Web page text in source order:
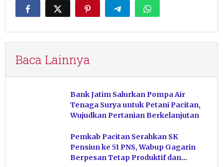
Baca Lainnya
Bank Jatim Salurkan Pompa Air
Tenaga Surya untuk Petani Pacitan,
Wujudkan Pertanian Berkelanjutan
Pemkab Pacitan Serahkan SK
Pensiun ke 51 PNS, Wabup Gagarin
Berpesan Tetap Produktif dan